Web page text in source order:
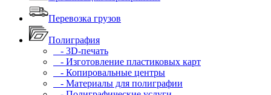
Перевозка грузов
Полиграфия
- 3D-печать
- Изготовление пластиковых карт
- Копировальные центры
- Материалы для полиграфии